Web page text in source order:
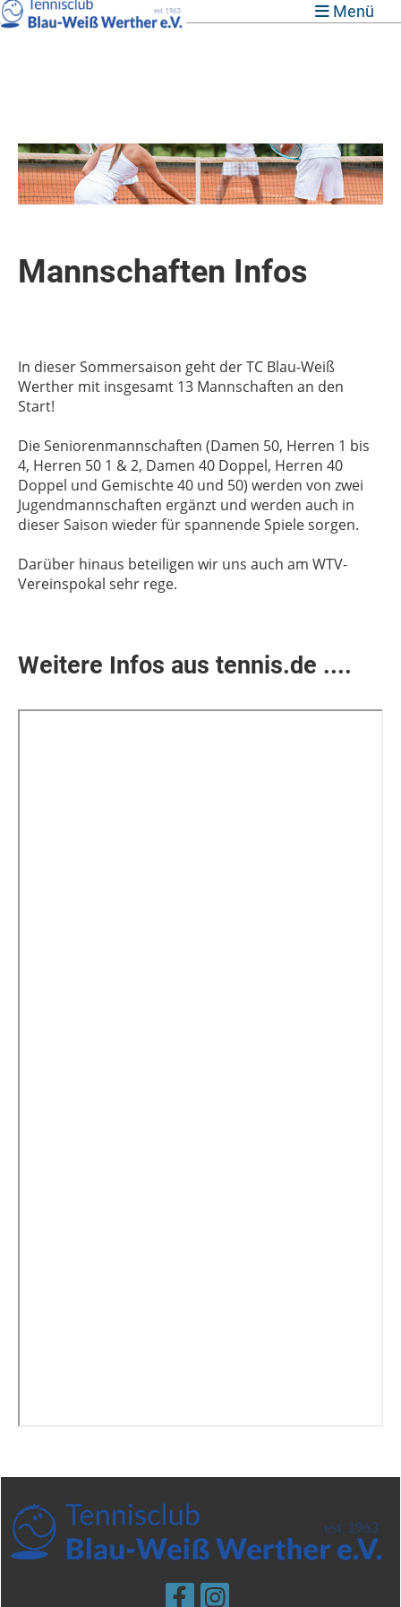
Menü
Mannschaften Infos
In dieser Sommersaison geht der TC Blau-Weiß
Werther mit insgesamt 13 Mannschaften an den
Start!
Die Seniorenmannschaften (Damen 50, Herren 1 bis
4, Herren 50 1 & 2, Damen 40 Doppel, Herren 40
Doppel und Gemischte 40 und 50) werden von zwei
Jugendmannschaften ergänzt und werden auch in
dieser Saison wieder für spannende Spiele sorgen.
Darüber hinaus beteiligen wir uns auch am WTV-
Vereinspokal sehr rege.
Weitere Infos aus tennis.de ....